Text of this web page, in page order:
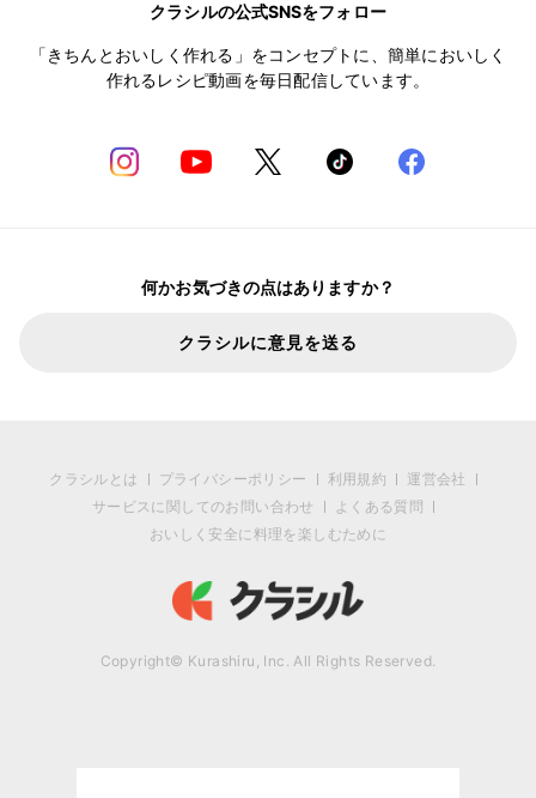
クラシルの公式SNSをフォロー
「きちんとおいしく作れる」をコンセプトに、簡単においしく
作れるレシピ動画を毎日配信しています。
何かお気づきの点はありますか？
クラシルに意見を送る
クラシルとは プライバシーポリシー 利用規約
運営会社
サービスに関してのお問い合わせ
よくある質問
おいしく安全に料理を楽しむために
Copyright© Kurashiru, Inc. All Rights Reserved.